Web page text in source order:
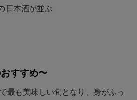
日本酒が並ぶ
すすめ〜
最も美味しい旬となり、身がふっ